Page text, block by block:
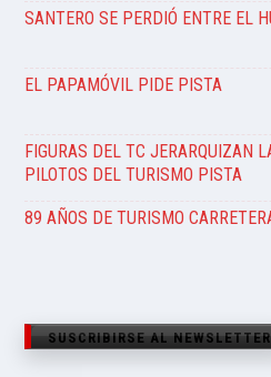
SANTERO SE PERDIÓ ENTRE EL
EL PAPAMÓVIL PIDE PISTA
FIGURAS DEL TC JERARQUIZAN
PILOTOS DEL TURISMO PISTA
89 AÑOS DE TURISMO
SUSCRIBIRSE AL NEWSLETTER